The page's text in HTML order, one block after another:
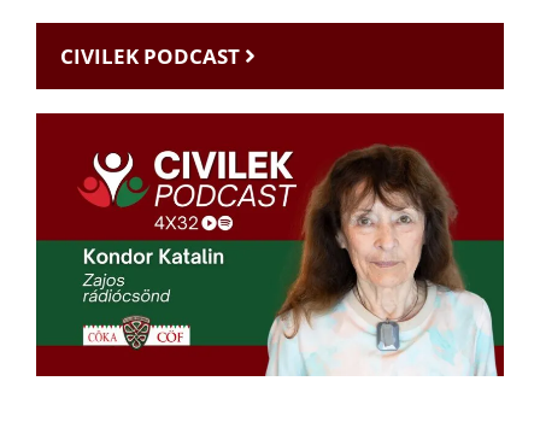
CIVILEK PODCAST